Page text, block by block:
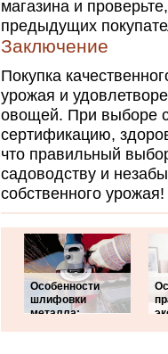
магазина и
предыдущих
Заключение
Покупка
урожая и
овощей. При выборе
сертификацию,
что правильный
садоводству и
собственного урожая!
Особенности
шлифовки
металла: